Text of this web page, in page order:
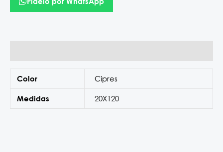
Color Cipres
Medidas 20X120